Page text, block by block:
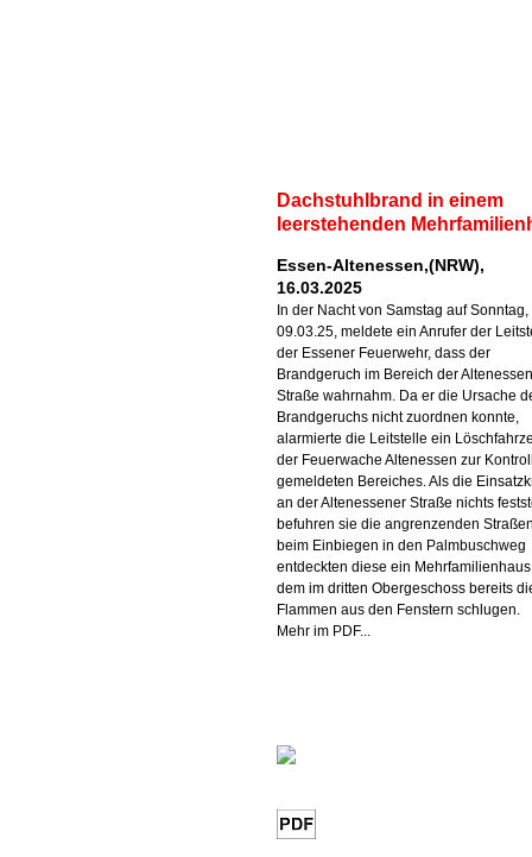
Dachstuhlbrand in einem
leerstehenden
Essen-Altenessen,(NRW),
16.03.2025
In der Nacht von Samstag auf Sonntag,
09.03.25, meldete ein Anrufer der
der Essener Feuerwehr, dass der
Brandgeruch im Bereich der
Straße wahrnahm. Da er die Ursache
Brandgeruchs nicht zuordnen konnte,
alarmierte die Leitstelle ein
der Feuerwache Altenessen zur
gemeldeten Bereiches. Als die
an der Altenessener Straße nichts
befuhren sie die angrenzenden
beim Einbiegen in den Palmbuschweg
entdeckten diese ein
dem im dritten Obergeschoss bereits
Flammen aus den Fenstern schlugen.
Mehr im PDF...